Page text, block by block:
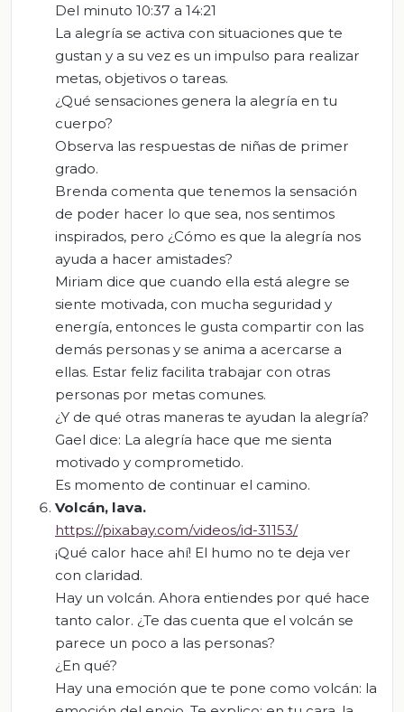
Del minuto 10:37 a 14:21
La alegría se activa con situaciones que te
gustan y a su vez es un impulso para realizar
metas, objetivos o tareas.
¿Qué sensaciones genera la alegría en tu
cuerpo?
Observa las respuestas de niñas de primer
grado.
Brenda comenta que tenemos la sensación
de poder hacer lo que sea, nos sentimos
inspirados, pero ¿Cómo es que la alegría nos
ayuda a hacer amistades?
Miriam dice que cuando ella está alegre se
siente motivada, con mucha seguridad y
energía, entonces le gusta compartir con las
demás personas y se anima a acercarse a
ellas. Estar feliz facilita trabajar con otras
personas por metas comunes.
¿Y de qué otras maneras te ayudan la alegría?
Gael dice: La alegría hace que me sienta
motivado y comprometido.
Es momento de continuar el camino.
Volcán, lava.
https://pixabay.com/videos/id-31153/
¡Qué calor hace ahí! El humo no te deja ver
con claridad.
Hay un volcán. Ahora entiendes por qué hace
tanto calor. ¿Te das cuenta que el volcán se
parece un poco a las personas?
¿En qué?
Hay una emoción que te pone como volcán: la